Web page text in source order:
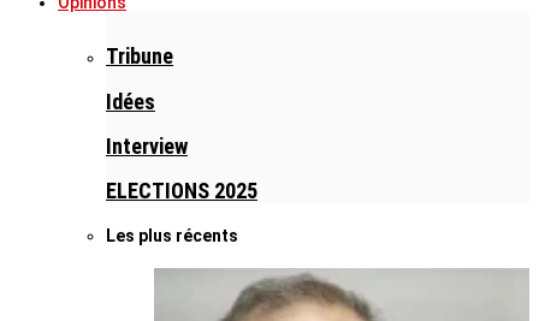
Tribune
Idées
Interview
ELECTIONS 2025
Les plus récents